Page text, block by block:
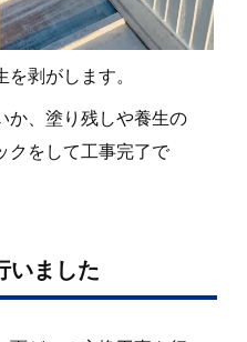
剥がします。
か、塗り残しや養生の
クをして工事完了で
いました